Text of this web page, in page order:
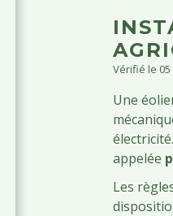
Vérifié le
Une
appelée
Les